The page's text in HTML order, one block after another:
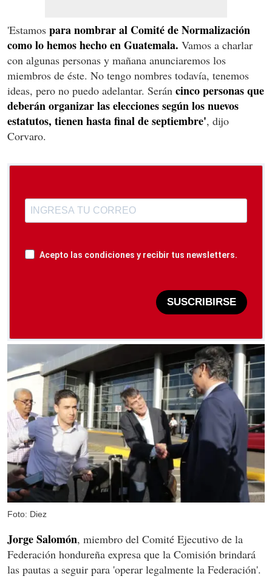
'Estamos para nombrar al Comité de Normalización
como lo hemos hecho en Guatemala. Vamos a charlar
con algunas personas y mañana anunciaremos los
miembros de éste. No tengo nombres todavía, tenemos
ideas, pero no puedo adelantar. Serán cinco personas que
deberán organizar las elecciones según los nuevos
estatutos, tienen hasta final de septiembre', dijo
Corvaro.
Acepto las condiciones y recibir tus newsletters.
SUSCRIBIRSE
Foto: Diez
Jorge Salomón, miembro del Comité Ejecutivo de la
Federación hondureña expresa que la Comisión brindará
las pautas a seguir para 'operar legalmente la Federación'.